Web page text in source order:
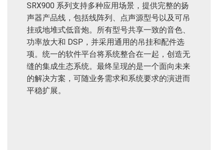
SRX900 系列支持多种应用场景，提供完整的扬
声器产品线，包括线阵列、点声源型号以及可吊
挂或地堆式低音炮。所有型号共享一致的音色、
功率放大和 DSP，并采用通用的吊挂和配件选
项。统一的软件平台将系统整合在一起，创造无
缝的集成生态系统。最终呈现的是一个面向未来
的解决方案，可随业务需求和系统要求的演进而
平稳扩展。